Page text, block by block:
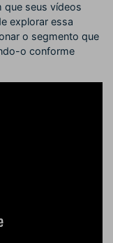
que seus vídeos
explorar essa
o segmento que
o conforme